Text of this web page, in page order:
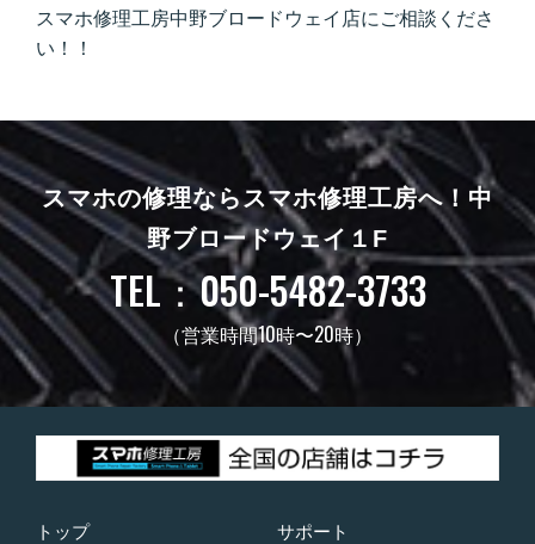
スマホ修理工房中野ブロードウェイ店にご相談くださ
い！！
スマホの修理ならスマホ修理工房へ！ 中
野ブロードウェイ１F
TEL：050-5482-3733
（営業時間10時〜20時）
トップ サポート